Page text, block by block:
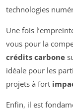
technologies
Une fois
vous pour la
crédits carbone
idéale pour les
projets à fort
Enfin, il est